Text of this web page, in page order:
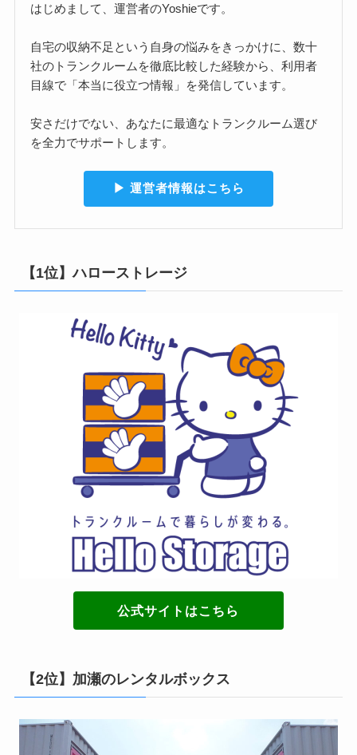
はじめまして、運営者のYoshieです。
自宅の収納不足という自身の悩みをきっかけに、数十
社のトランクルームを徹底比較した経験から、利用者
目線で「本当に役立つ情報」を発信しています。
安さだけでない、あなたに最適なトランクルーム選び
を全力でサポートします。
▶︎ 運営者情報はこちら
【1位】ハローストレージ
公式サイトはこちら
【2位】加瀬のレンタルボックス